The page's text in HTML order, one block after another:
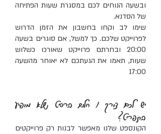
ובשעה הנוחים לכם במסגרת שעות הפתיחה
של הסדנא.
שימו לב וקחו בחשבון את הזמן הדרוש
לפרוייקט שלכם. כך למשל, אם סוגרים בשעה
20:00 ובחרתם פרוייקט שאורכו כשלוש
שעות, תאמו את הגעתכם לא יאוחר מהשעה
17:00
יש לכם צורך / חלום ברהיט שלא מופיע
בתפריט?
הקונספט שלנו מאפשר לבנות רק פרוייקטים